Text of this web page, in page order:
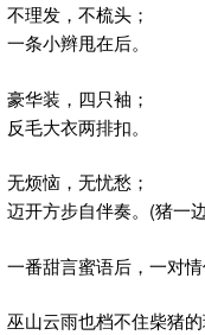
不理发，不梳头；
一条小辫甩在后。
豪华装，四只袖；
反毛大衣两排扣。
无烦恼，无忧愁；
迈开方步自伴奏。(猪一
一番甜言蜜语后，一对情
巫山云雨也档不住柴猪